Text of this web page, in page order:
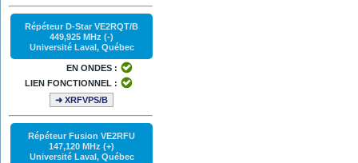
Répéteur D-Star VE2RQT/B
449,925 MHz (-)
Université Laval, Québec
EN ONDES :
LIEN FONCTIONNEL :
➜ XRFVPS/B
Répéteur Fusion VE2RFU
147,120 MHz (+)
Université Laval, Québec